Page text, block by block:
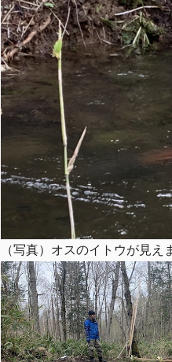
（写真）オスのイトウが見え